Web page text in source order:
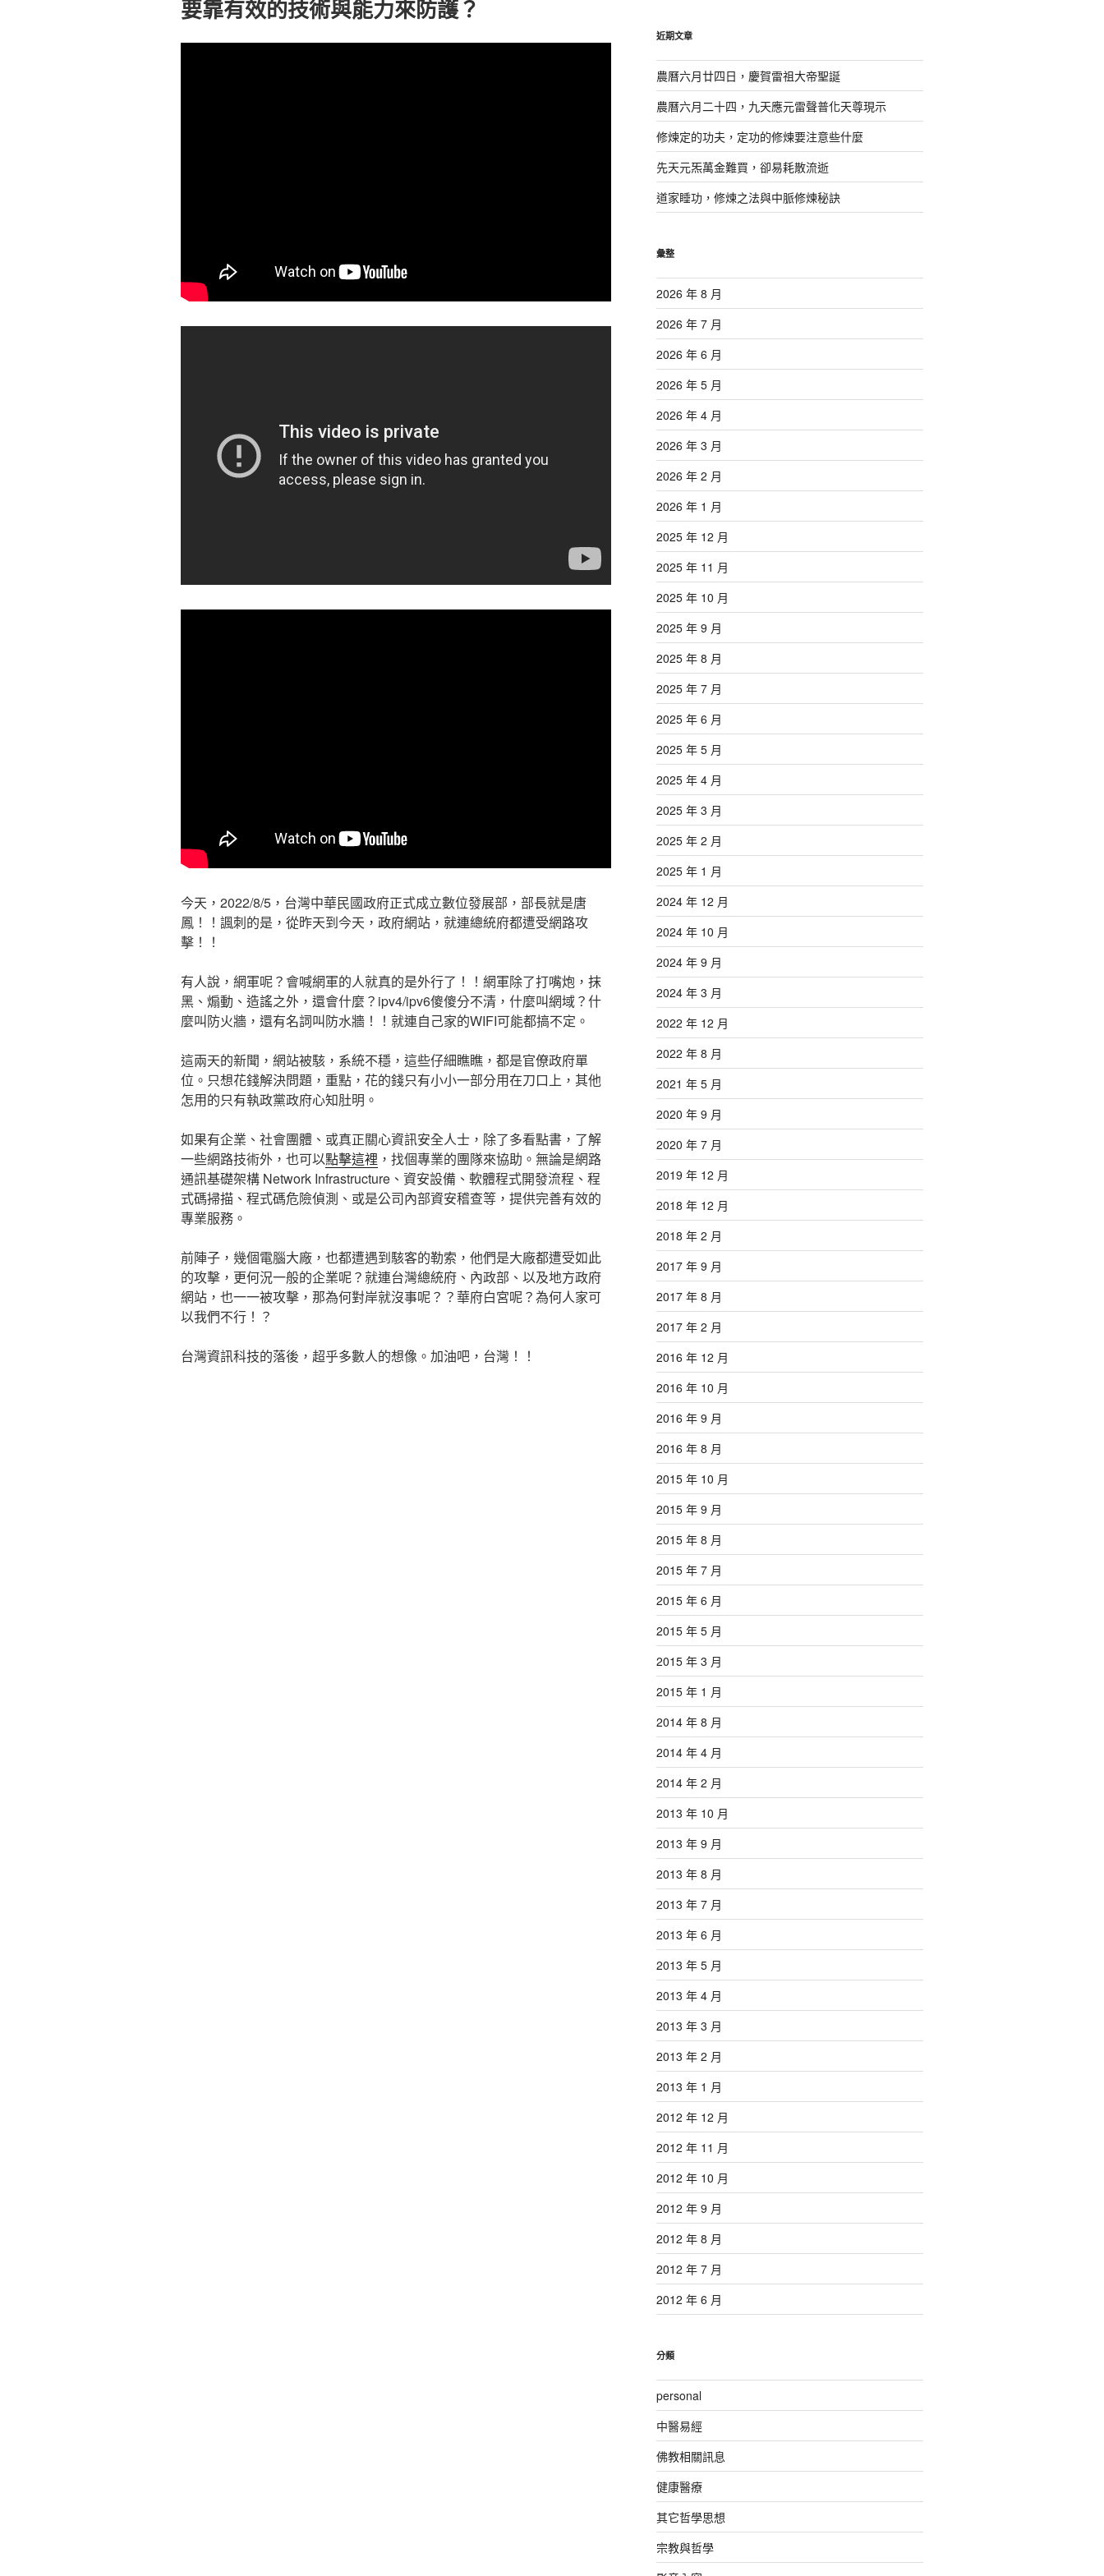
要靠有效的技術與能力來防護？
今天，2022/8/5，台灣中華民國政府正式成立數位發展部，部長就是唐
鳳！！諷刺的是，從昨天到今天，政府網站，就連總統府都遭受網路攻
擊！！
有人說，網軍呢？會喊網軍的人就真的是外行了！！網軍除了打嘴炮，抹
黑、煽動、造謠之外，還會什麼？ipv4/ipv6傻傻分不清，什麼叫網域？什
麼叫防火牆，還有名詞叫防水牆！！就連自己家的WIFI可能都搞不定。
這兩天的新聞，網站被駭，系統不穩，這些仔細瞧瞧，都是官僚政府單
位。只想花錢解決問題，重點，花的錢只有小小一部分用在刀口上，其他
怎用的只有執政黨政府心知肚明。
如果有企業、社會團體、或真正關心資訊安全人士，除了多看點書，了解
一些網路技術外，也可以點擊這裡 ，找個專業的團隊來協助。無論是網路
通訊基礎架構 Network Infrastructure、資安設備、軟體程式開發流程、程
式碼掃描、程式碼危險偵測、或是公司內部資安稽查等，提供完善有效的
專業服務。
前陣子，幾個電腦大廠，也都遭遇到駭客的勒索，他們是大廠都遭受如此
的攻擊，更何況一般的企業呢？就連台灣總統府、內政部、以及地方政府
網站，也一一被攻擊，那為何對岸就沒事呢？？華府白宮呢？為何人家可
以我們不行！？
台灣資訊科技的落後，超乎多數人的想像。加油吧，台灣！！
字:
近期文章
農曆六月廿四日，慶賀雷祖大帝聖誕
農曆六月二十四，九天應元雷聲普化天尊現示
修煉定的功夫，定功的修煉要注意些什麼
先天元炁萬金難買，卻易耗散流逝
道家睡功，修煉之法與中脈修煉秘訣
彙整
2026 年 8 月
2026 年 7 月
2026 年 6 月
2026 年 5 月
2026 年 4 月
2026 年 3 月
2026 年 2 月
2026 年 1 月
2025 年 12 月
2025 年 11 月
2025 年 10 月
2025 年 9 月
2025 年 8 月
2025 年 7 月
2025 年 6 月
2025 年 5 月
2025 年 4 月
2025 年 3 月
2025 年 2 月
2025 年 1 月
2024 年 12 月
2024 年 10 月
2024 年 9 月
2024 年 3 月
2022 年 12 月
2022 年 8 月
2021 年 5 月
2020 年 9 月
2020 年 7 月
2019 年 12 月
2018 年 12 月
2018 年 2 月
2017 年 9 月
2017 年 8 月
2017 年 2 月
2016 年 12 月
2016 年 10 月
2016 年 9 月
2016 年 8 月
2015 年 10 月
2015 年 9 月
2015 年 8 月
2015 年 7 月
2015 年 6 月
2015 年 5 月
2015 年 3 月
2015 年 1 月
2014 年 8 月
2014 年 4 月
2014 年 2 月
2013 年 10 月
2013 年 9 月
2013 年 8 月
2013 年 7 月
2013 年 6 月
2013 年 5 月
2013 年 4 月
2013 年 3 月
2013 年 2 月
2013 年 1 月
2012 年 12 月
2012 年 11 月
2012 年 10 月
2012 年 9 月
2012 年 8 月
2012 年 7 月
2012 年 6 月
分類
personal
中醫易經
佛教相關訊息
健康醫療
其它哲學思想
宗教與哲學